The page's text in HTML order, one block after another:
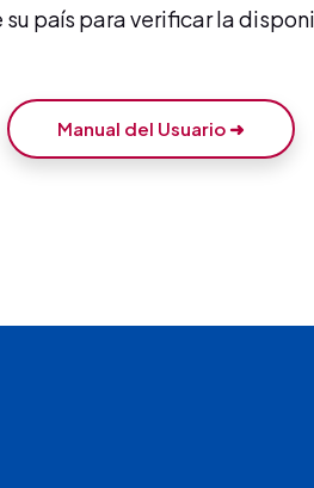
país para verificar la
Manual del Usuario ➜